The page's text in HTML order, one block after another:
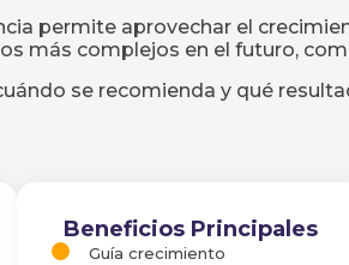
permite aprovechar el
más complejos en el futuro,
se recomienda y qué
Beneficios Principales
Guía crecimiento